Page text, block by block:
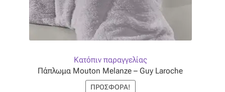
Κατόπιν παραγγελίας
Πάπλωμα Mouton Melanze – Guy Laroche
ΠΡΟΣΦΟΡΆ!